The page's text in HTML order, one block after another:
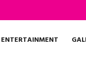
ENTERTAINMENT